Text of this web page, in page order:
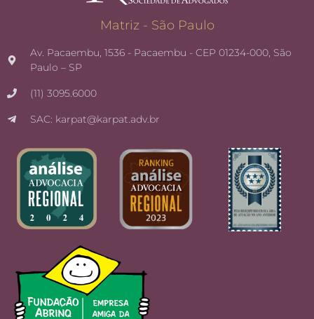
Matriz - São Paulo
Av. Pacaembu, 1536 - Pacaembu - CEP 01234-000, São
Paulo – SP
(11) 3095.6000
SAC: karpat@karpat.adv.br